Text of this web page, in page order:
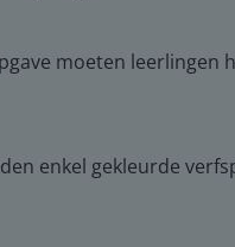
moeten leerlingen
enkel gekleurde